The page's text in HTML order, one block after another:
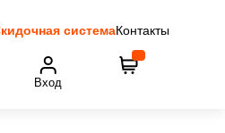
системаКонтакты
Вход